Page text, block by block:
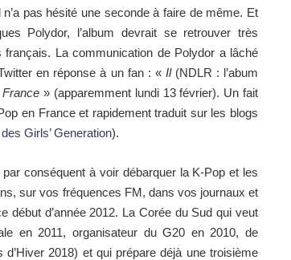
pas hésité une seconde à faire de même. Et
Polydor, l’album devrait se retrouver très
français. La communication de Polydor a lâché
en réponse à un fan : « Il(NDLR : l’abum
» (apparemment lundi 13 février). Un fait
en France et rapidement traduit sur les blogs
Girls’ Generation).
conséquent à voir débarquer la K-Pop et les
sur vos fréquences FM, dans vos journaux et
début d’année 2012. La Corée du Sud qui veut
en 2011, organisateur du G20 en 2010, de
2018) et qui prépare déjà une troisième